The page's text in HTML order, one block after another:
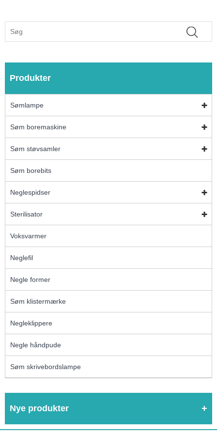
Produkter
Sømlampe
Søm boremaskine
Søm støvsamler
Søm borebits
Neglespidser
Sterilisator
Voksvarmer
Neglefil
Negle former
Søm klistermærke
Negleklippere
Negle håndpude
Søm skrivebordslampe
Nye produkter